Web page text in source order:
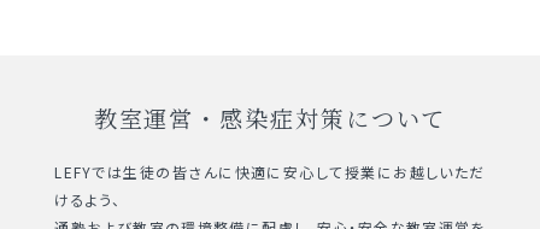
教室運営・感染症対策について
LEFYでは生徒の皆さんに快適に安心して授業にお越しいただ
けるよう、